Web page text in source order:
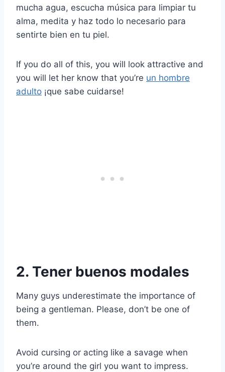
mucha agua, escucha música para limpiar tu
alma, medita y haz todo lo necesario para
sentirte bien en tu piel.
If you do all of this, you will look attractive and
you will let her know that you’re un hombre
adulto ¡que sabe cuidarse!
2. Tener buenos modales
Many guys underestimate the importance of
being a gentleman. Please, don’t be one of
them.
Avoid cursing or acting like a savage when
you’re around the girl you want to impress.